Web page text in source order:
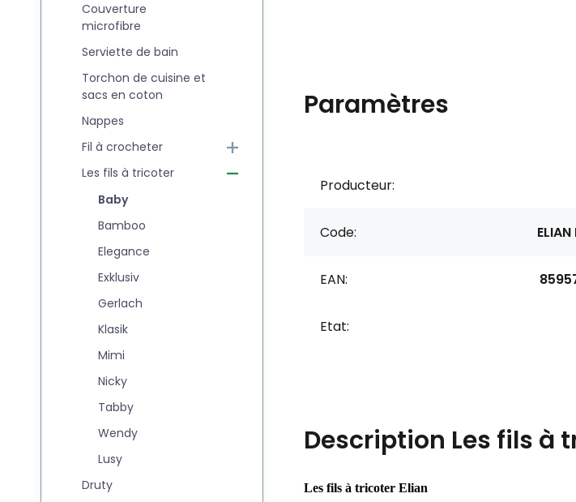
Paramètres
Producteur:
Code:
EAN:
Etat:
Description Les fils à
Les fils à tricoter Elian
Couverture
microfibre
Serviette de bain
Torchon de cuisine et
sacs en coton
Nappes
Fil à crocheter
Les fils à tricoter
Baby
Bamboo
Elegance
Exklusiv
Gerlach
Klasik
Mimi
Nicky
Tabby
Wendy
Lusy
Druty